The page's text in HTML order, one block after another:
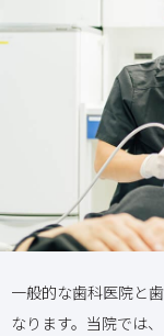
一般的な歯科医院と
なります。当院では